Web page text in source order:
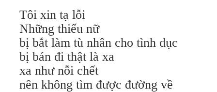
Tôi xin tạ lỗi
Những thiếu nữ
bị bắt làm tù nhân cho tình dục
bị bán đi thật là xa
xa như nỗi chết
nên không tìm được đường về